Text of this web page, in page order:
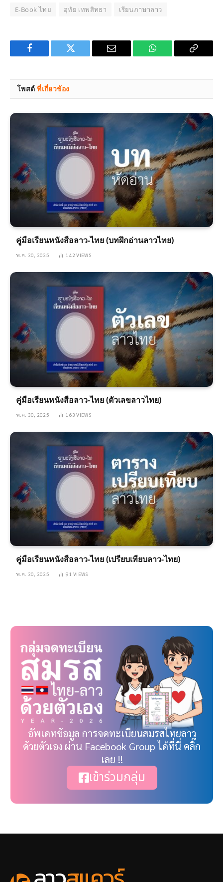
E-Book ไทย อุทัย เทพสิทธา เรียนภาษาลาว
Facebook Twitter Email WhatsApp Copy
โพสต์ที่เกี่ยวข้อง
คู่มือเรียนหนังสือลาว-ไทย (บทฝึกอ่านลาวไทย)
พ.ค. 30, 2025 142VIEWS
คู่มือเรียนหนังสือลาว-ไทย (ตัวเลขลาวไทย)
พ.ค. 30, 2025 163VIEWS
คู่มือเรียนหนังสือลาว-ไทย (เปรียบเทียบลาว-ไทย)
พ.ค. 30, 2025 91VIEWS
อัพเดทข้อมูล การจดทะเบียนสมรสไทยลาว
ด้วยตัวเอง ผ่าน Facebook Group ได้ที่นี่ คลิ๊ก
เลย !!
เข้าร่วมกลุ่ม